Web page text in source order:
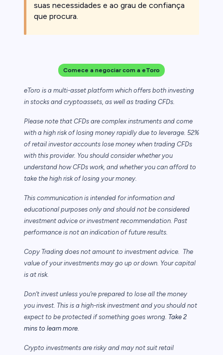
suas necessidades e ao grau de confiança
que procura.
Comece a negociar com a eToro
eToro is a multi-asset platform which offers both investing
in stocks and cryptoassets, as well as trading CFDs.
Please note that CFDs are complex instruments and come
with a high risk of losing money rapidly due to leverage. 52%
of retail investor accounts lose money when trading CFDs
with this provider. You should consider whether you
understand how CFDs work, and whether you can afford to
take the high risk of losing your money.
This communication is intended for information and
educational purposes only and should not be considered
investment advice or investment recommendation. Past
performance is not an indication of future results.
Copy Trading does not amount to investment advice. The
value of your investments may go up or down. Your capital
is at risk.
Don’t invest unless you’re prepared to lose all the money
you invest. This is a high-risk investment and you should not
expect to be protected if something goes wrong. Take 2
mins to learn more.
Crypto investments are risky and may not suit retail